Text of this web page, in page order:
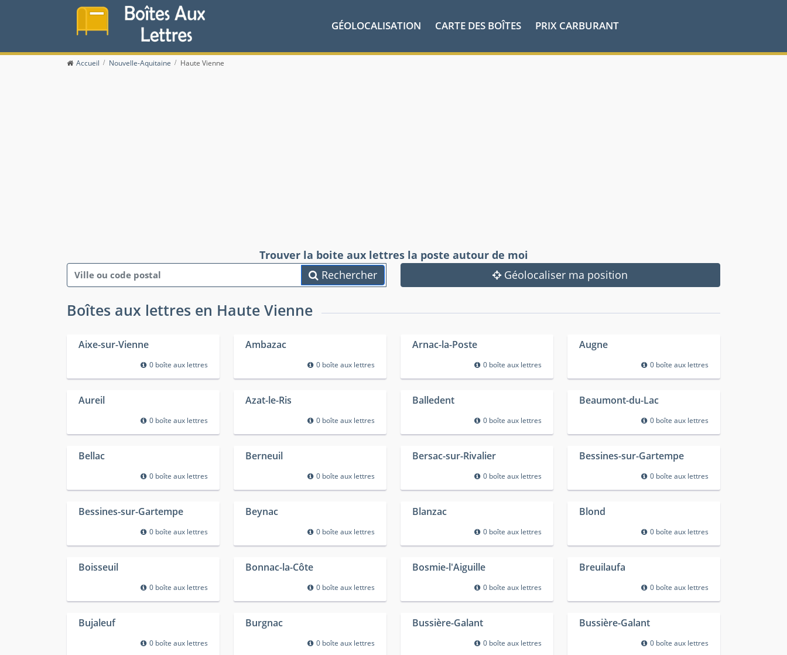
GÉOLOCALISATION CARTE DES BOÎTES PRIX CARBURANT
Accueil Nouvelle-Aquitaine Haute Vienne
Trouver la boite aux lettres la poste autour de moi
Rechercher
Géolocaliser ma position
Boîtes aux lettres en Haute Vienne
Aixe-sur-Vienne
0 boîte aux lettres
Ambazac
0 boîte aux lettres
Arnac-la-Poste
0 boîte aux lettres
Augne
0 boîte aux lettres
Aureil
0 boîte aux lettres
Azat-le-Ris
0 boîte aux lettres
Balledent
0 boîte aux lettres
Beaumont-du-Lac
0 boîte aux lettres
Bellac
0 boîte aux lettres
Berneuil
0 boîte aux lettres
Bersac-sur-Rivalier
0 boîte aux lettres
Bessines-sur-Gartempe
0 boîte aux lettres
Bessines-sur-Gartempe
0 boîte aux lettres
Beynac
0 boîte aux lettres
Blanzac
0 boîte aux lettres
Blond
0 boîte aux lettres
Boisseuil
0 boîte aux lettres
Bonnac-la-Côte
0 boîte aux lettres
Bosmie-l'Aiguille
0 boîte aux lettres
Breuilaufa
0 boîte aux lettres
Bujaleuf
0 boîte aux lettres
Burgnac
0 boîte aux lettres
Bussière-Galant
0 boîte aux lettres
Bussière-Galant
0 boîte aux lettres